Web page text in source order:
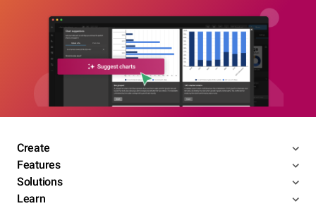
Create
Features
Solutions
Learn